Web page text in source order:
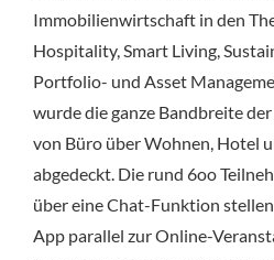
Immobilienwirtschaft in den
Hospitality, Smart Living,
Portfolio- und Asset
wurde die ganze Bandbreite
von Büro über Wohnen, Hotel
abgedeckt. Die rund 6oo
über eine Chat-Funktion
App parallel zur Online-